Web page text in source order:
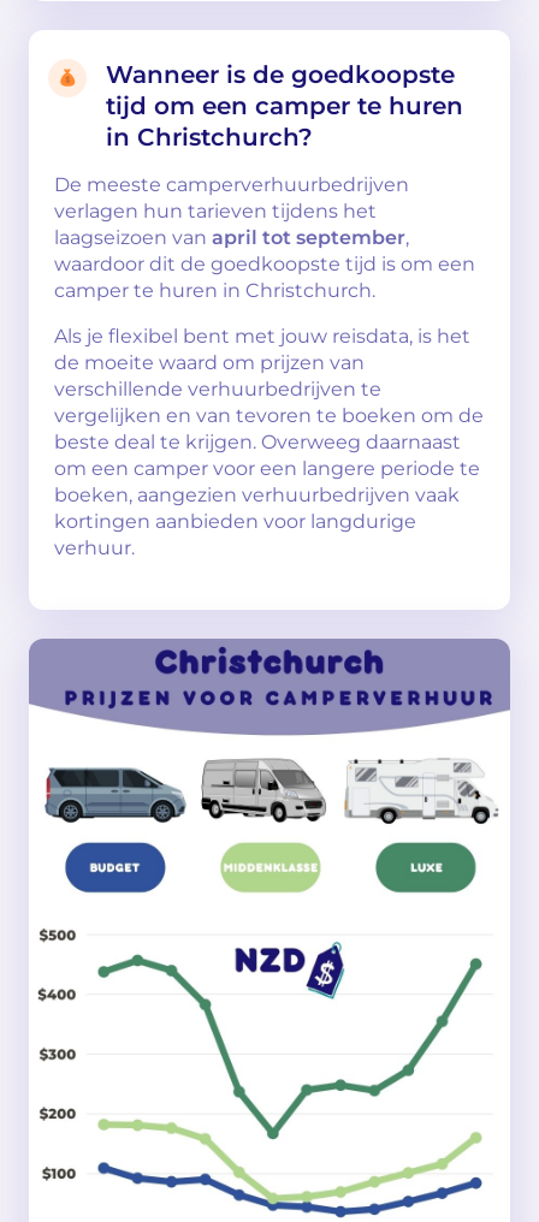
Wanneer is de goedkoopste
tijd om een camper te huren
in Christchurch?
De meeste camperverhuurbedrijven
verlagen hun tarieven tijdens het
laagseizoen van april tot september,
waardoor dit de goedkoopste tijd is om een
camper te huren in Christchurch.
Als je flexibel bent met jouw reisdata, is het
de moeite waard om prijzen van
verschillende verhuurbedrijven te
vergelijken en van tevoren te boeken om de
beste deal te krijgen. Overweeg daarnaast
om een camper voor een langere periode te
boeken, aangezien verhuurbedrijven vaak
kortingen aanbieden voor langdurige
verhuur.